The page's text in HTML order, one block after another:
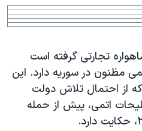
ایران
تجارتی گرفته است
مظنون در سوريه دارد. اين
از احتمال تلاش دولت
اتمی، پيش از حمله